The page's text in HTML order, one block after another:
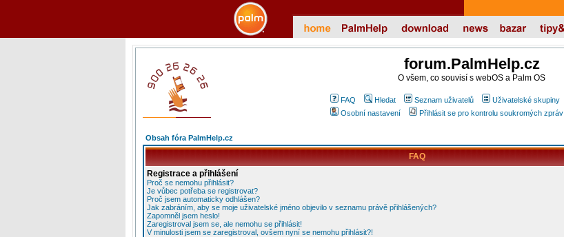
forum.PalmHelp.cz
O všem, co souvisí s webOS a Palm OS
FAQ Hledat Seznam uživatelů Uživatelské skupiny
Osobní nastavení
Přihlásit se pro kontrolu soukromých zpráv
Obsah fóra PalmHelp.cz
FAQ
Registrace a přihlášení
Proč se nemohu přihlásit?
Je vůbec potřeba se registrovat?
Proč jsem automaticky odhlášen?
Jak zabráním, aby se moje uživatelské jméno objevilo v seznamu právě přihlášených?
Zapomněl jsem heslo!
Zaregistroval jsem se, ale nemohu se přihlásit!
V minulosti jsem se zaregistroval, ovšem nyní se nemohu přihlásit?!